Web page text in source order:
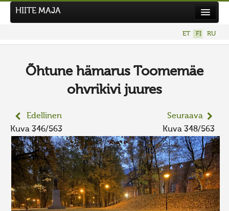
UUSI KUVAKILPAILU
Hiite kuvavõistlus 2026
HIITE MAJA
ET FI RU
Õhtune hämarus Toomemäe
ohvrikivi juures
Edellinen
Kuva 346/563
Seuraava
Kuva 348/563